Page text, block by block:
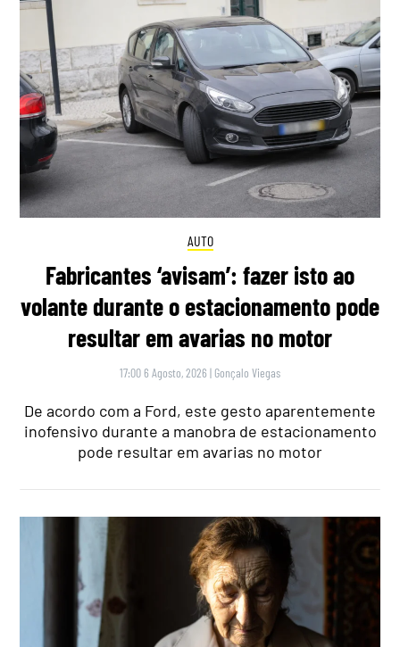
AUTO
Fabricantes ‘avisam’: fazer isto ao
volante durante o estacionamento pode
resultar em avarias no motor
17:00 6 Agosto, 2026 | Gonçalo Viegas
De acordo com a Ford, este gesto aparentemente
inofensivo durante a manobra de estacionamento
pode resultar em avarias no motor